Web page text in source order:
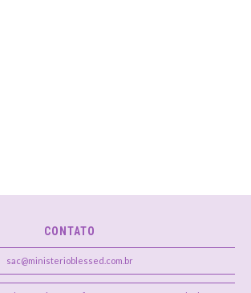
CONTATO
sac@ministerioblessed.com.br